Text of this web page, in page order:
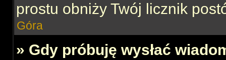
prostu obniży Twój licznik
Góra
» Gdy próbuję wysłać